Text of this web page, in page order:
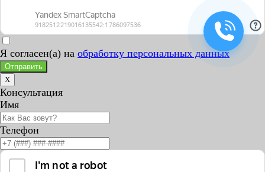
Я согласен(а) на обработку персональных данных
Отправить
X
Консультация
Имя
Телефон